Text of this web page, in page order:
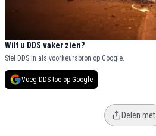
Wilt u DDS vaker zien?
Stel DDS in als voorkeursbron op Google.
Voeg DDS toe op Google
Delen met